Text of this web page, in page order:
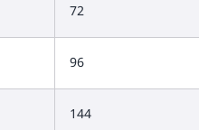
72
96
144